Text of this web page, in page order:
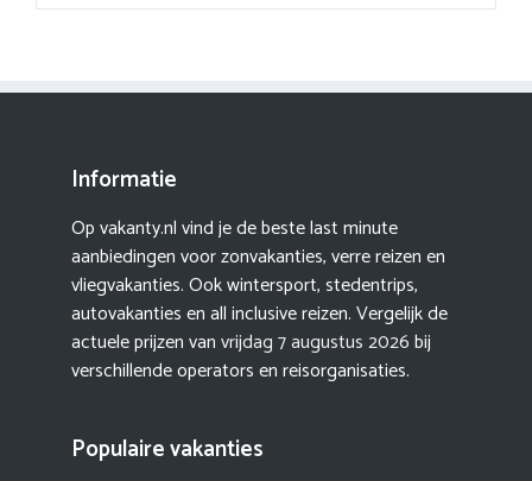
Informatie
Op vakanty.nl vind je de beste last minute
aanbiedingen voor zonvakanties, verre reizen en
vliegvakanties. Ook wintersport, stedentrips,
autovakanties en all inclusive reizen. Vergelijk de
actuele prijzen vanvrijdag 7 augustus 2026bij
verschillende operators en reisorganisaties.
Populaire vakanties